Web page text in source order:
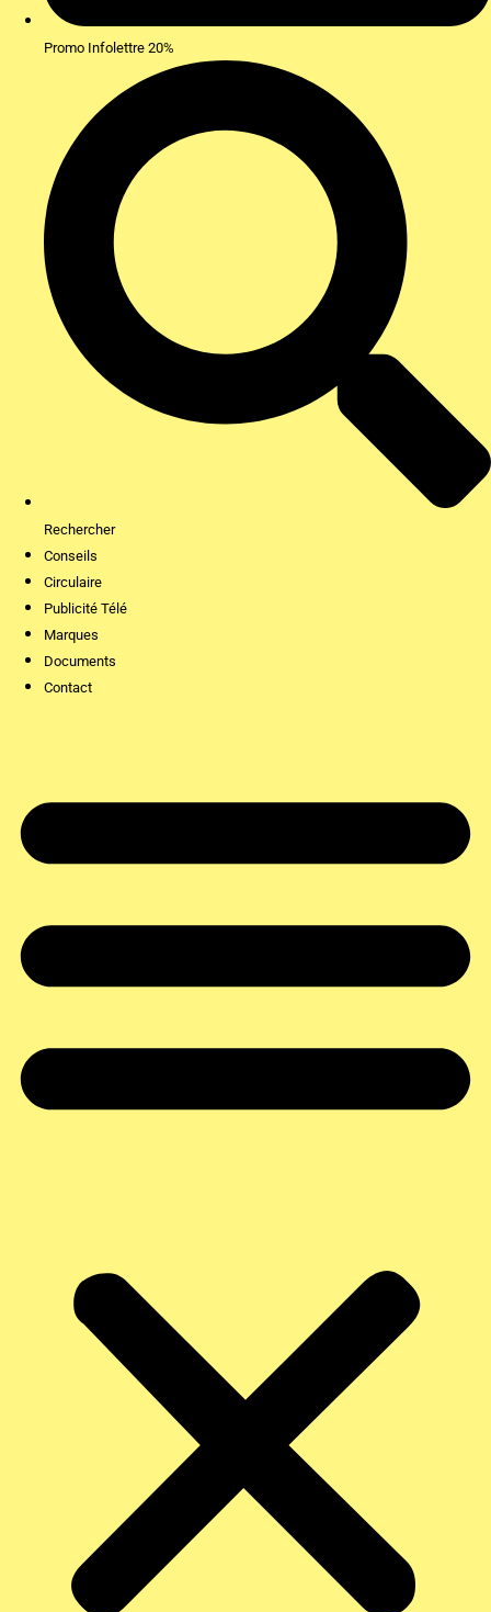
Promo Infolettre 20%
Rechercher
Conseils
Circulaire
Publicité Télé
Marques
Documents
Contact